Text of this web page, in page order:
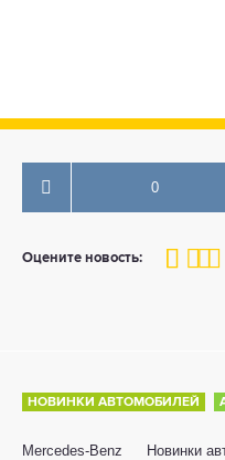
0
Оцените новость:
100
1 2 3 4
НОВИНКИ АВТОМОБИЛЕЙ
Mercedes-Benz Новинки